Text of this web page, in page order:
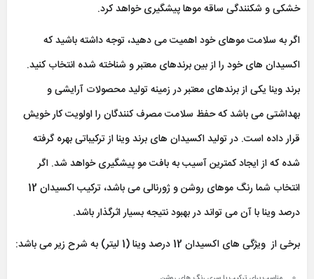
خشکی و شکنندگی ساقه موها پیشگیری خواهد کرد.
اگر به سلامت موهای خود اهمیت می دهید، توجه داشته باشید که
اکسیدان های خود را از بین برندهای معتبر و شناخته شده انتخاب کنید.
برند وینا یکی از برندهای معتبر در زمینه تولید محصولات آرایشی و
بهداشتی می باشد که حفظ سلامت مصرف کنندگان را اولویت کار خویش
قرار داده است. در تولید اکسیدان های برند وینا از ترکیباتی بهره گرفته
شده که از ایجاد کمترین آسیب به بافت مو پیشگیری خواهد شد. اگر
انتخاب شما رنگ موهای روشن و ژورنالی می باشد، ترکیب اکسیدان 12
درصد وینا با آن می تواند در بهبود نتیجه بسیار اثرگذار باشد.
برخی از ویژگی های اکسیدان 12 درصد وینا (1 لیتر) به شرح زیر می باشد: